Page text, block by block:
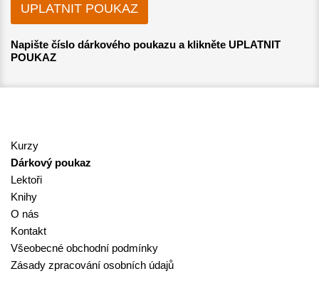
Napište číslo dárkového poukazu a klikněte UPLATNIT
POUKAZ
Kurzy
Dárkový poukaz
Lektoři
Knihy
O nás
Kontakt
Všeobecné obchodní podmínky
Zásady zpracování osobních údajů